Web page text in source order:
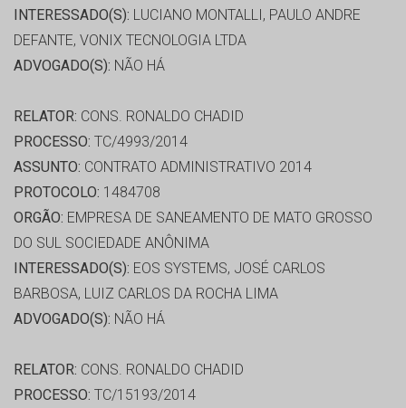
INTERESSADO(S): LUCIANO MONTALLI, PAULO ANDRE
DEFANTE, VONIX TECNOLOGIA LTDA
ADVOGADO(S): NÃO HÁ
RELATOR: CONS. RONALDO CHADID
PROCESSO: TC/4993/2014
ASSUNTO: CONTRATO ADMINISTRATIVO 2014
PROTOCOLO: 1484708
ORGÃO: EMPRESA DE SANEAMENTO DE MATO GROSSO
DO SUL SOCIEDADE ANÔNIMA
INTERESSADO(S): EOS SYSTEMS, JOSÉ CARLOS
BARBOSA, LUIZ CARLOS DA ROCHA LIMA
ADVOGADO(S): NÃO HÁ
RELATOR: CONS. RONALDO CHADID
PROCESSO: TC/15193/2014